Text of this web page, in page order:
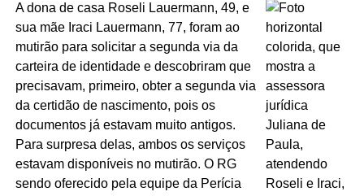
A dona de casa Roseli Lauermann, 49, e
sua mãe Iraci Lauermann, 77, foram ao
mutirão para solicitar a segunda via da
carteira de identidade e descobriram que
precisavam, primeiro, obter a segunda via
da certidão de nascimento, pois os
documentos já estavam muito antigos.
Para surpresa delas, ambos os serviços
estavam disponíveis no mutirão. O RG
sendo oferecido pela equipe da Perícia